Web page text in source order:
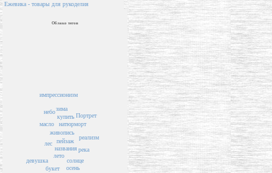
Ежевика - товары для рукоделия
Облако тегов
пейзаж
названия
живопись
лето
натюрморт
купить
солнце
лес
зима
осень
букет
масло
река
реализм
небо
импрессионизм
Портрет
девушка